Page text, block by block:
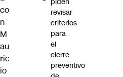
co
n
M
au
ric
io
revisar
criterios
para
el
cierre
preventivo